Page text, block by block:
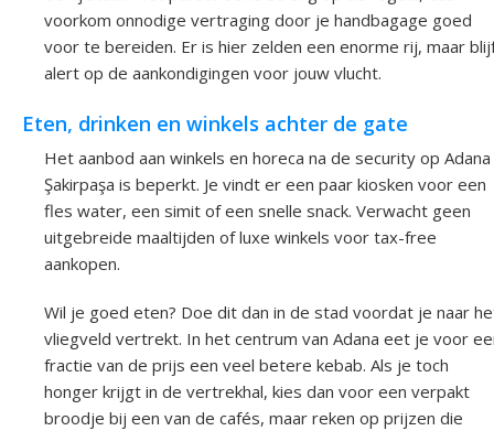
voorkom onnodige vertraging door je handbagage goed
voor te bereiden. Er is hier zelden een enorme rij, maar
alert op de aankondigingen voor jouw vlucht.
Eten, drinken en winkels achter de gate
Het aanbod aan winkels en horeca na de security op Adana
Şakirpaşa is beperkt. Je vindt er een paar kiosken voor een
fles water, een simit of een snelle snack. Verwacht geen
uitgebreide maaltijden of luxe winkels voor tax-free
aankopen.
Wil je goed eten? Doe dit dan in de stad voordat je naar
vliegveld vertrekt. In het centrum van Adana eet je voor
fractie van de prijs een veel betere kebab. Als je toch
honger krijgt in de vertrekhal, kies dan voor een verpakt
broodje bij een van de cafés, maar reken op prijzen die